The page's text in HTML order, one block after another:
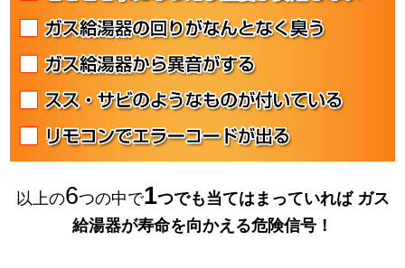
以上の6つの中で1つでも当てはまっていればガス
給湯器が寿命を向かえる危険信号！